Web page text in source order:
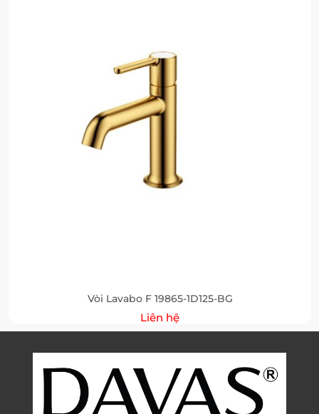
Vòi Lavabo F 19865-1D125-BG
Liên hệ